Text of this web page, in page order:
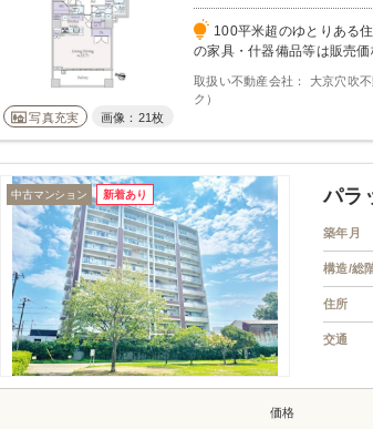
写真充実 画像：21枚
100平米超のゆとりある
の家具・什器備品等は販売
取扱い不動産会社： 大京穴吹
ク）
中古マンション 新着あり パラ
築年月
構造/総
住所
交通
価格